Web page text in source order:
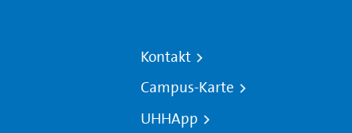
Kontakt
Campus-Karte
UHHApp